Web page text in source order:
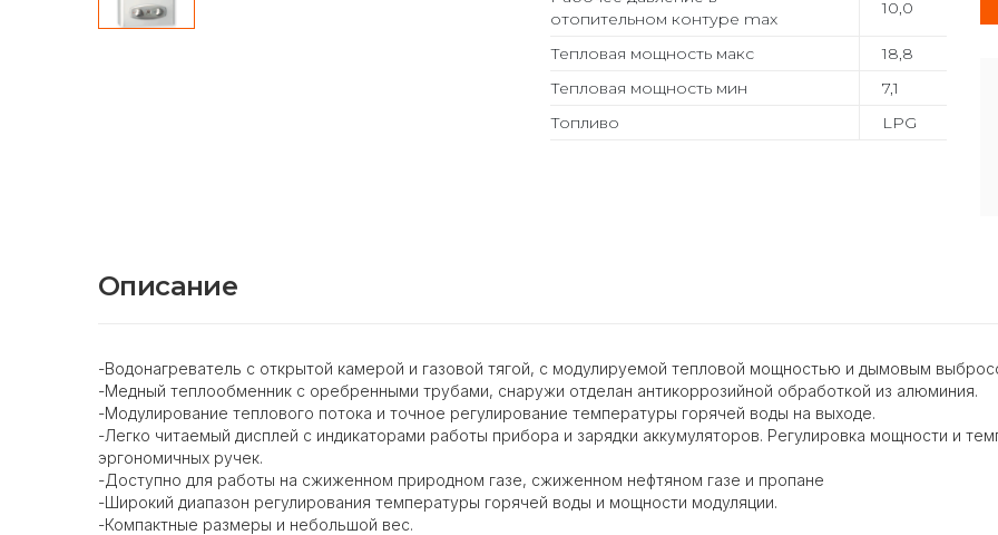
отопительном контуре max
10,0
Тепловая мощность макс
18,8
Тепловая мощность мин
7,1
Топливо
LPG
Описание
-Водонагреватель с открытой камерой и газовой тягой, с модулируемой тепловой мощностью и дымовым
-Медный теплообменник с оребренными трубами, снаружи отделан антикоррозийной обработкой из алюминия.
-Модулирование теплового потока и точное регулирование температуры горячей воды на выходе.
-Легко читаемый дисплей с индикаторами работы прибора и зарядки аккумуляторов. Регулировка мощности и
эргономичных ручек.
-Доступно для работы на сжиженном природном газе, сжиженном нефтяном газе и пропане
-Широкий диапазон регулирования температуры горячей воды и мощности модуляции.
-Компактные размеры и небольшой вес.